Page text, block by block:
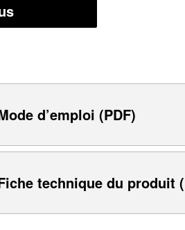
d’emploi (PDF)
technique du produit